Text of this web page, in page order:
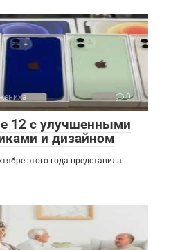
0
12 с улучшенными
и дизайном
этого года представила